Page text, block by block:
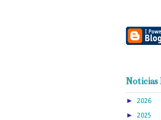
Noticias
► 2026
► 2025